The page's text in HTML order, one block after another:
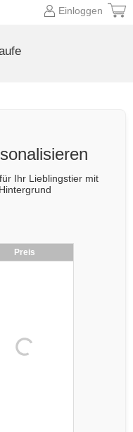
Ihr Lieblingstier mit
Preis
Einloggen